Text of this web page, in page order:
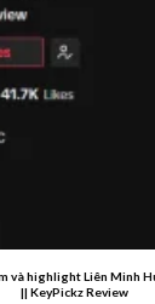
và highlight Liên Minh
|| KeyPickz Review